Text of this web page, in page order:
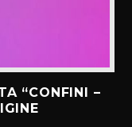
“CONFINI –